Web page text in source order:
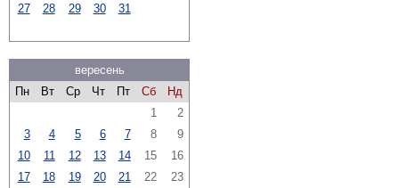
27
28 29 30 31
вересень
Пн
Вт Ср Чт Пт Сб
Нд
1
2
3
4 5 6 7 8
9
10
11 12 13 14 15
16
17
18 19 20 21 22
23